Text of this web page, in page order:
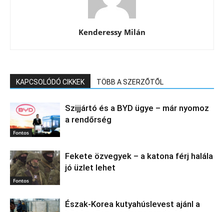
Kenderessy Milán
KAPCSOLÓDÓ CIKKEK TÖBB A SZERZŐTŐL
Fontos
Szijjártó és a BYD ügye – már nyomoz
a rendőrség
Fontos
Fekete özvegyek – a katona férj halála
jó üzlet lehet
Észak‑Korea kutyahúslevest ajánl a